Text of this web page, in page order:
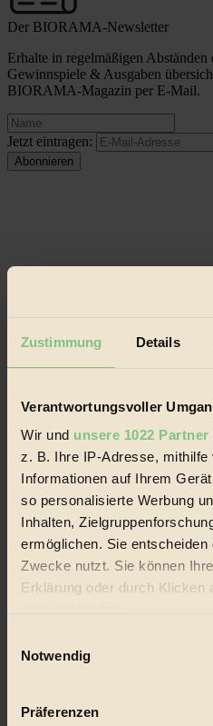
Zustimmung Details
Verantwortungsvoller
Wir und unsere 1022 Partner
z. B. Ihre IP-Adresse, mithilfe
Informationen auf Ihrem
so personalisierte Werbung
Inhalten,
ermöglichen. Sie
Zwecke nutzt. Sie können
Erklärung oder durch Klicken
Wenn Sie es erlauben,
Ihr Gerät durch
Notwendig
Präferenzen
Der BIORAMA-Newsletter
Erhalte in regelmäßigen
Gewinnspiele & Ausgaben
BIORAMA-Magazin per E-Mail.
Jetzt eintragen:
© 2026 Biorama GmbH
Datenschutz
Mediadaten
Biorama steht für einen
und Produkte, ein Leitfaden im
Handels mit Bioprodukten, des
alternativer Energien.
Social Media
22.601 Fans auf Facebook
3.415 Follower auf Twitter
Folge uns auf Instagram
Themen
Bio
#
Nachhaltigkeit